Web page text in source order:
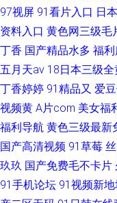
97视屏 91看片入口 日
资料入口 黄色网三级毛
丁香 国产精品水多 福
五月天av 18日本三级全
丁香婷婷 91精品又 爱
视频黄 A片com 美女福
福利导航 黄色三级最新
国产高清视频 91草莓
玖玖 国产免费毛不卡片
91手机论坛 91视频新地